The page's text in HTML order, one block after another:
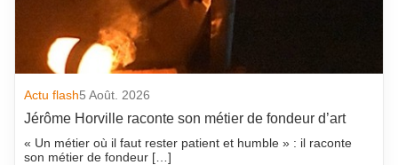
Actu flash5 Août. 2026
Jérôme Horville raconte son métier de fondeur d’art
« Un métier où il faut rester patient et humble » : il raconte
son métier de fondeur […]